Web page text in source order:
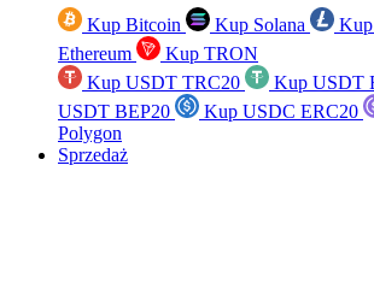
Kup Bitcoin Kup Solana
Ethereum
Kup TRON
Kup USDT TRC20
Kup USDT
USDT BEP20
Kup USDC ERC20
Polygon
Sprzedaż